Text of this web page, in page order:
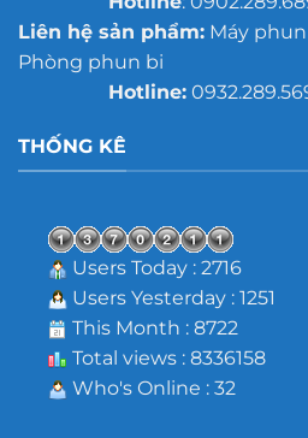
Liên hệ sản phẩm:Máy phun
Phòng phun bi
Hotline:
THỐNG KÊ
Users Today : 2716
Users Yesterday : 1251
This Month : 8722
Total views : 8336158
Who's Online : 32